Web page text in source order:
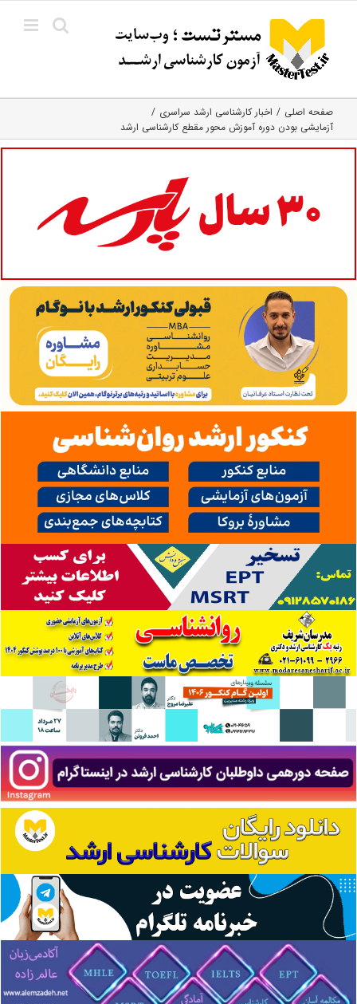
content
صفحه اصلی
اخبار کارشناسی ارشد سراسری
آزمایشی بودن دوره آموزش محور مقطع کارشناسی ارشد